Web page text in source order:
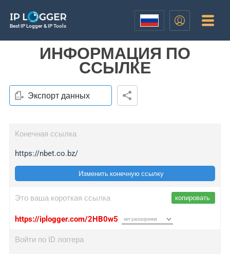
Best IP Logger & IP Tools
ИНФОРМАЦИЯ ПО
ССЫЛКЕ
Экспорт данных
Конечная ссылка
https://nbet.co.bz/
Изменить конечную ссылку
Это ваша короткая ссылка копировать
https://iplogger.com/2HB0w5
Войти по ID логгера